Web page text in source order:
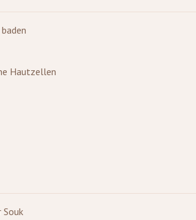
Hautzellen
Souk